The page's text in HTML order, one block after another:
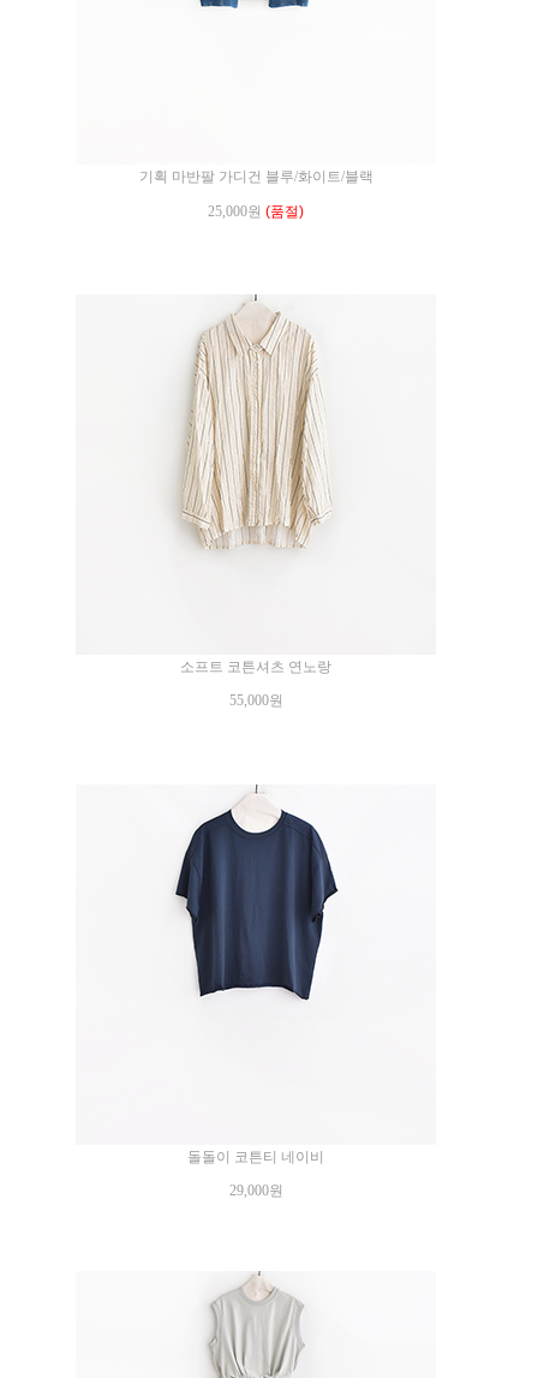
기획 마반팔 가디건 블루/화이트/블랙
25,000원 (품절)
소프트 코튼셔츠 연노랑
55,000원
돌돌이 코튼티 네이비
29,000원